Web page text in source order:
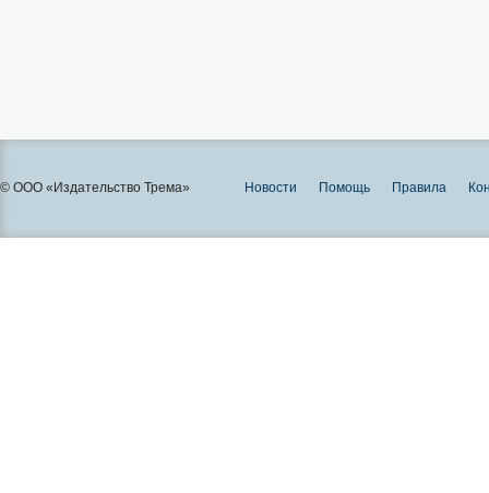
© ООО «Издательство Трема» Новости Помощь Правила